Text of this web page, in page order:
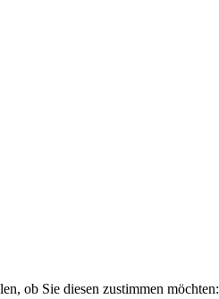
ob Sie diesen zustimmen möchten: